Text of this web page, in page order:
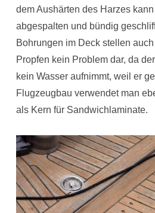
dem Aushärten des Harzes
abgespalten und bündig
Bohrungen im Deck stellen
Propfen kein Problem dar, da
kein Wasser aufnimmt, weil er
Flugzeugbau verwendet man
als Kern für Sandwichlaminate.